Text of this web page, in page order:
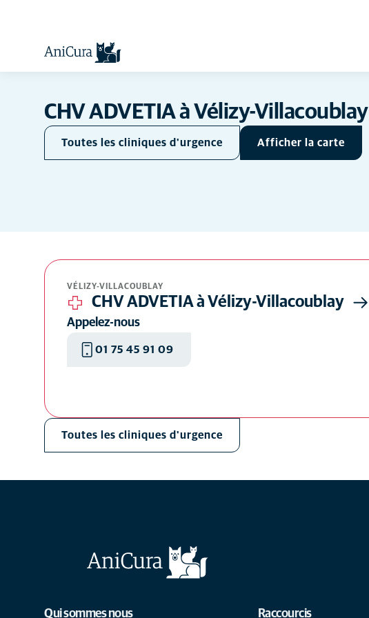
CHV ADVETIA à Vélizy-Villacoublay
Toutes les cliniques d'urgence Afficher la carte
VÉLIZY-VILLACOUBLAY
CHV ADVETIA à Vélizy-Villacoublay
Appelez-nous
01 75 45 91 09
Toutes les cliniques d'urgence
Qui sommes nous Raccourcis